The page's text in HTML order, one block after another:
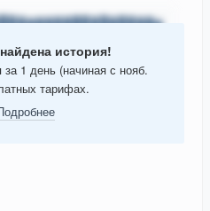
история!
1 день (начиная с нояб.
тарифах.